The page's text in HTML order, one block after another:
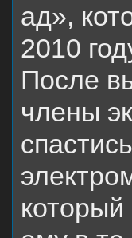
ад»,
2010
После
члены